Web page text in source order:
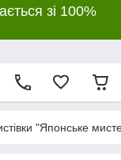
зі 100%
"Японське